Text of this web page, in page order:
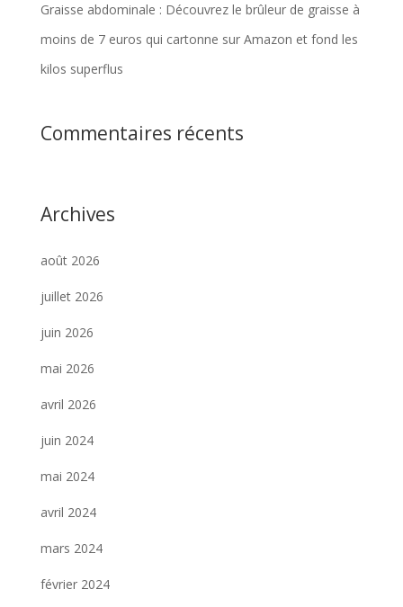
Graisse abdominale : Découvrez le brûleur de graisse à
moins de 7 euros qui cartonne sur Amazon et fond les
kilos superflus
Commentaires récents
Archives
août 2026
juillet 2026
juin 2026
mai 2026
avril 2026
juin 2024
mai 2024
avril 2024
mars 2024
février 2024